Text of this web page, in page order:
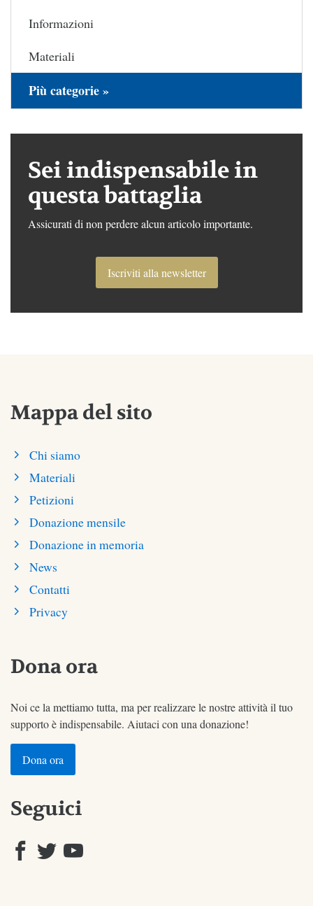
Informazioni
Materiali
Più categorie »
Sei indispensabile in
questa battaglia
Assicurati di non perdere alcun articolo importante.
Iscriviti alla newsletter
Mappa del sito
Chi siamo
Materiali
Petizioni
Donazione mensile
Donazione in memoria
News
Contatti
Privacy
Dona ora
Noi ce la mettiamo tutta, ma per realizzare le nostre attività il tuo
supporto è indispensabile. Aiutaci con una donazione!
Dona ora
Seguici